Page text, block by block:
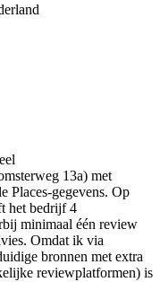
13a) met
Places-gegevens. Op
het bedrijf 4
minimaal één review
Omdat ik via
bronnen met extra
reviewplatformen) is